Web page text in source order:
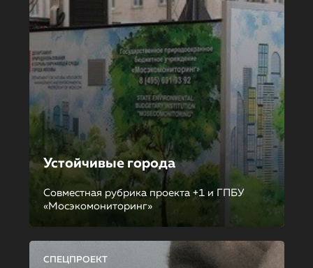
Устойчивые города
Совместная рубрика проекта +1 и ГПБУ
«Мосэкомониторинг»
СПЕЦПРОЕКТ